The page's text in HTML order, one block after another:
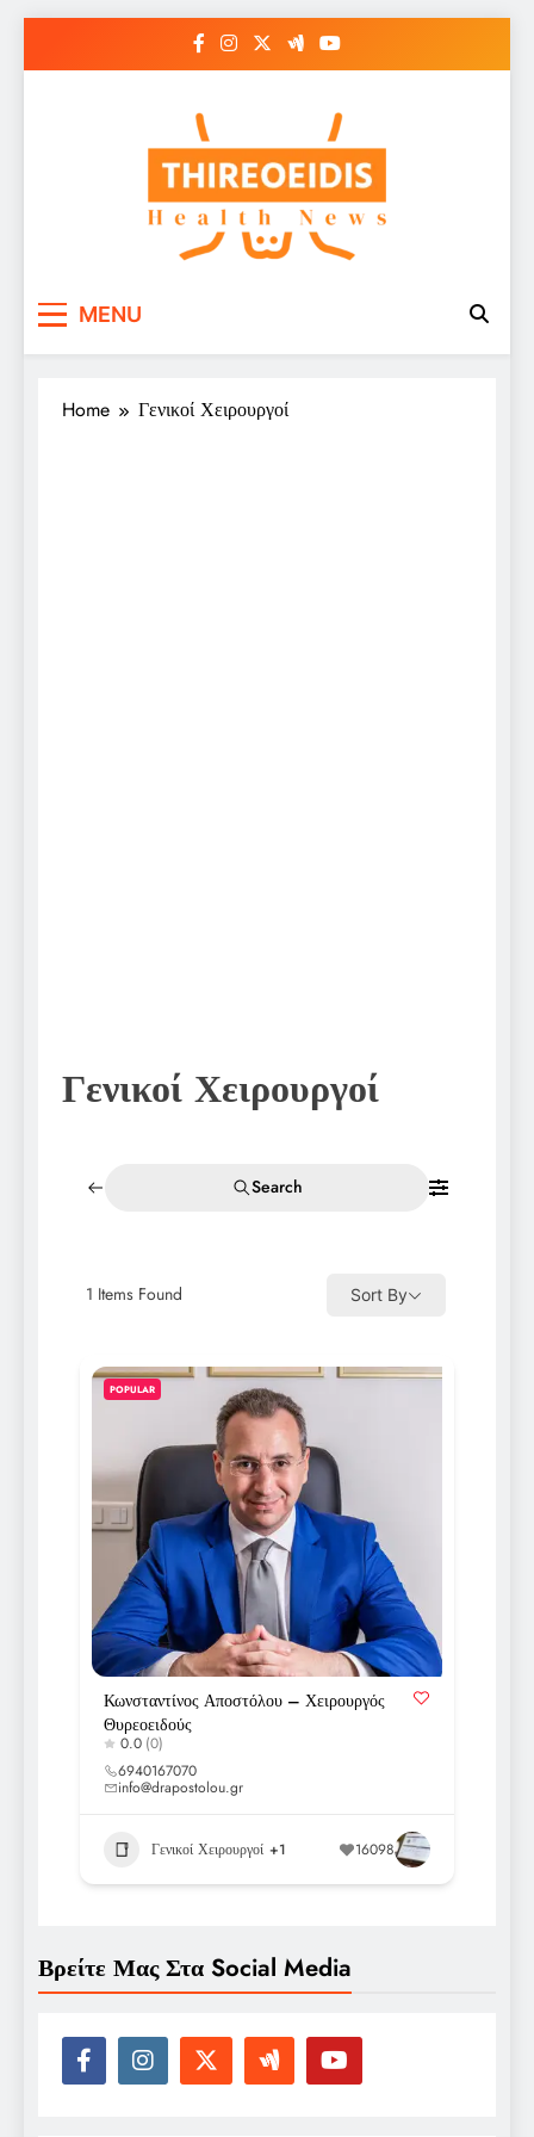
Παθήσεις Θυρεοειδούς
– Thireoeidis
MENU
Home Γενικοί Χειρουργοί
Γενικοί Χειρουργοί
Search
1 Items Found Sort By
POPULAR
Κωνσταντίνος Αποστόλου – Χειρουργός
Θυρεοειδούς
0.0 (0)
6940167070
info@drapostolou.gr
Γενικοί Χειρουργοί +1 16098
Βρείτε Μας Στα Social Media